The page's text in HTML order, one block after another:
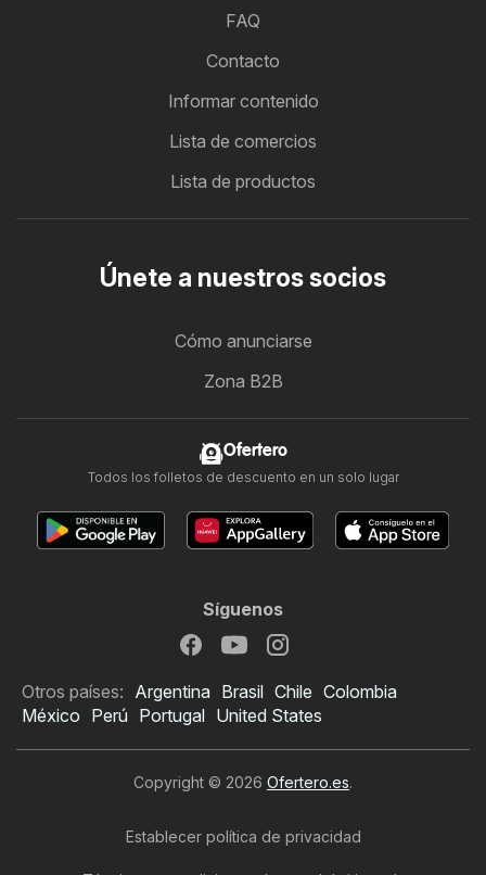
FAQ
Contacto
Informar contenido
Lista de comercios
Lista de productos
Únete a nuestros socios
Cómo anunciarse
Zona B2B
Ofertero
Todos los folletos de descuento en un solo lugar
Síguenos
Otros países: Argentina Brasil Chile Colombia
México Perú Portugal United States
Copyright © 2026 Ofertero.es.
Establecer política de privacidad